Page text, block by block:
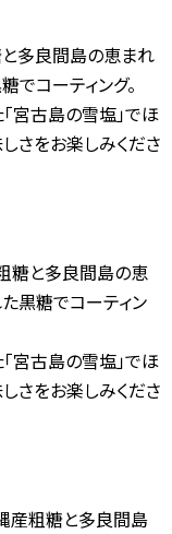
多良間島の恵まれ
でコーティング。
宮古島の雪塩」でほ
さをお楽しみくださ
糖と多良間島の恵
黒糖でコーティン
宮古島の雪塩」でほ
さをお楽しみくださ
産粗糖と多良間島